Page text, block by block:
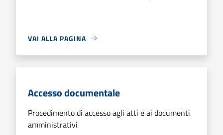
VAI ALLA PAGINA
Accesso documentale
Procedimento di accesso agli atti e ai documenti
amministrativi